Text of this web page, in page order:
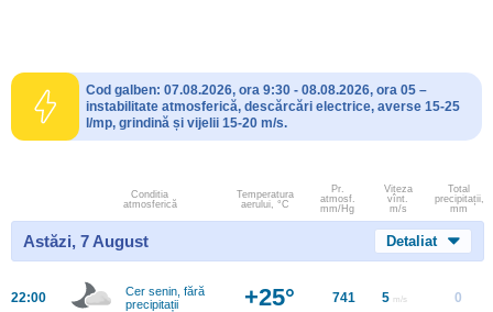
Cod galben: 07.08.2026, ora 9:30 - 08.08.2026, ora 05 –
instabilitate atmosferică, descărcări electrice, averse 15-25
l/mp, grindină și vijelii 15-20 m/s.
Conditia
atmosferică
Temperatura
aerului, °C
Pr.
atmosf.
mm/Hg
Viteza
vînt.
m/s
Total
precipitații,
mm
Astăzi, 7 August Detaliat
22:00
Cer senin, fără
precipitații
+25° 741 5 m/s 0